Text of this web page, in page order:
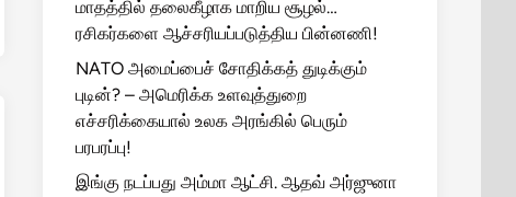
மாதத்தில் தலைகீழாக மாறிய சூழல்…
ரசிகர்களை ஆச்சரியப்படுத்திய பின்னணி!
NATO அமைப்பைச் சோதிக்கத் துடிக்கும்
புடின்? – அமெரிக்க உளவுத்துறை
எச்சரிக்கையால் உலக அரங்கில் பெரும்
பரபரப்பு!
இங்கு நடப்பது அம்மா ஆட்சி. ஆதவ் அர்ஜுனா